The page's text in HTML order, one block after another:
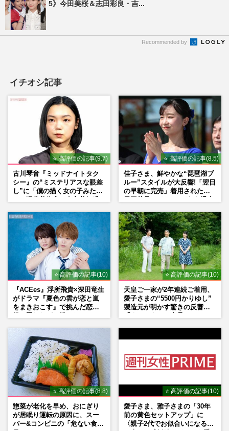
5》今田美桜＆志田彩良・吉...
Recommended by
イチオシ記事
⭐ 高評価の記事(9.7)
古川琴音『ミッドナイトタク
シー』の“ミステリアスな眼差
し”に「僕の描く女の子みた
⭐ 高評価の記事(8.5)
佳子さま、鮮やかな“琵琶湖ブ
ルー”スタイルが大反響!「翌日
の早朝に完売」着用された地
⭐ 高評価の記事(10)
『ACEes』浮所飛貴×深田竜生
がドラマ『夏色の雲が恋と嵐
をまきおこす』で挑んだ恋人
⭐ 高評価の記事(10)
天皇ご一家が2年連続ご着用、
愛子さまの“5500円かりゆし”
製造元が明かす驚きの反響
⭐ 高評価の記事(8.8)
惣菜が老化を早め、おにぎり
が居眠り運転の原因に、スー
パー&コンビニの「危ない食
⭐ 高評価の記事(10)
愛子さま、雅子さまの「30年
前の黄色セットアップ」に
〈親子2代でお似合いになる〉